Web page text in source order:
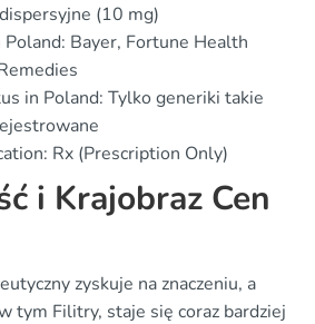
(10 mg)
Bayer, Fortune Health
in Poland: Tylko generiki takie
Rx (Prescription Only)
i Krajobraz Cen
zyskuje na znaczeniu, a
tym Filitry, staje się coraz bardziej